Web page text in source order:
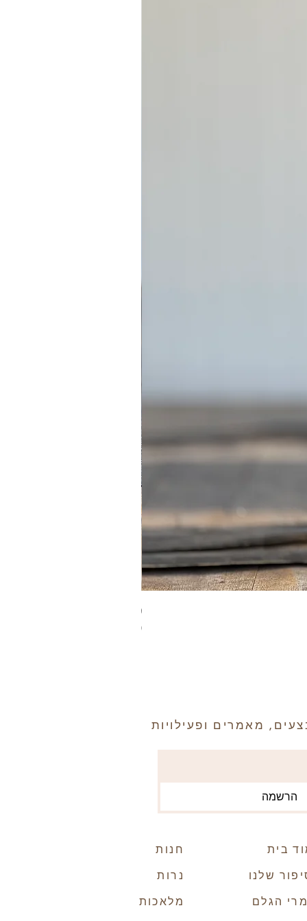
מארז נרות שעוות דבורים מהודר
מחיר
מאמרים ופעילויות
הרשמה
חנות
נרות
מלאכות
בית
שלנו
הגלם